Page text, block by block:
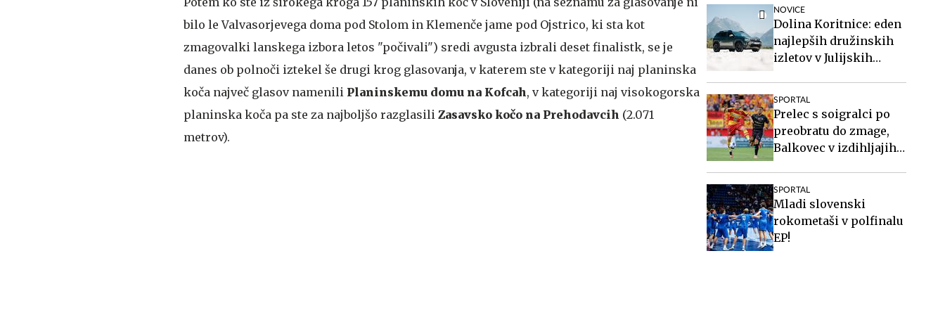
bilo le Valvasorjevega doma pod Stolom in Klemenče jame pod Ojstrico, ki sta kot
zmagovalki lanskega izbora letos "počivali") sredi avgusta izbrali deset finalistk, se je
danes ob polnoči iztekel še drugi krog glasovanja, v katerem ste v kategoriji naj planinska
koča največ glasov namenili Planinskemu domu na Kofcah, v kategoriji naj visokogorska
planinska koča pa ste za najboljšo razglasili Zasavsko kočo na Prehodavcih (2.071
metrov).
NOVICE
Dolina Koritnice: eden
najlepših družinskih
izletov v Julijskih
SPORTAL
Prelec s soigralci po
preobratu do zmage,
Balkovec v izdihljajih
SPORTAL
Mladi slovenski
rokometaši v polfinalu
EP!